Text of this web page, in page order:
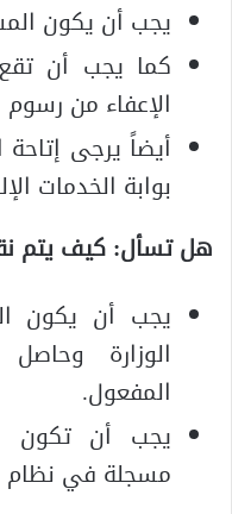
يجب أن يكون
كما يجب أن
الإعفاء من رسوم
أيضاً يرجى
بوابة الخدمات
هل تسأل: كيف يتم
يجب أن يكون
الوزارة
المفعول.
يجب أن تكون
مسجلة في نظام